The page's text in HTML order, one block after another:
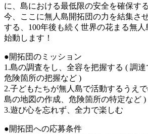
に、島における最低限の安全を確保す
今、ここに無人島開拓団の力を結集さ
する、100年後も続く世界の花まる無人
始動します！
●開拓団のミッション
1.島の調査をし、全容を把握する ( 調達
危険箇所の把握など )
2.子どもたちが無人島で活動するうえ
島の地図の作成、危険箇所の特定など )
3.遊び心を忘れず、全力で楽しむ
●開拓団への応募条件